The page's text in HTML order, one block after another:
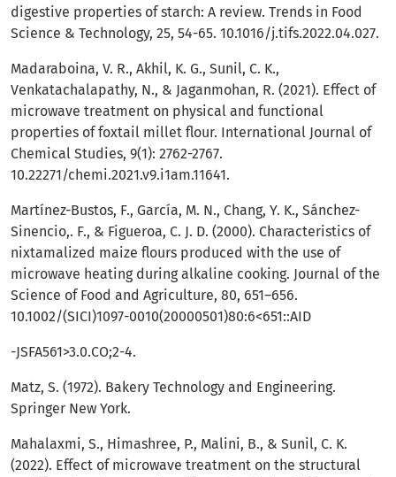
digestive properties of starch: A review. Trends in Food
Science & Technology, 25, 54-65. 10.1016/j.tifs.2022.04.027.
Madaraboina, V. R., Akhil, K. G., Sunil, C. K.,
Venkatachalapathy, N., & Jaganmohan, R. (2021). Effect of
microwave treatment on physical and functional
properties of foxtail millet flour. International Journal of
Chemical Studies, 9(1): 2762-2767.
10.22271/chemi.2021.v9.i1am.11641.
Martínez-Bustos, F., García, M. N., Chang, Y. K., Sánchez-
Sinencio,. F., & Figueroa, C. J. D. (2000). Characteristics of
nixtamalized maize flours produced with the use of
microwave heating during alkaline cooking. Journal of the
Science of Food and Agriculture, 80, 651–656.
10.1002/(SICI)1097-0010(20000501)80:6<651::AID
-JSFA561>3.0.CO;2-4.
Matz, S. (1972). Bakery Technology and Engineering.
Springer New York.
Mahalaxmi, S., Himashree, P., Malini, B., & Sunil, C. K.
(2022). Effect of microwave treatment on the structural